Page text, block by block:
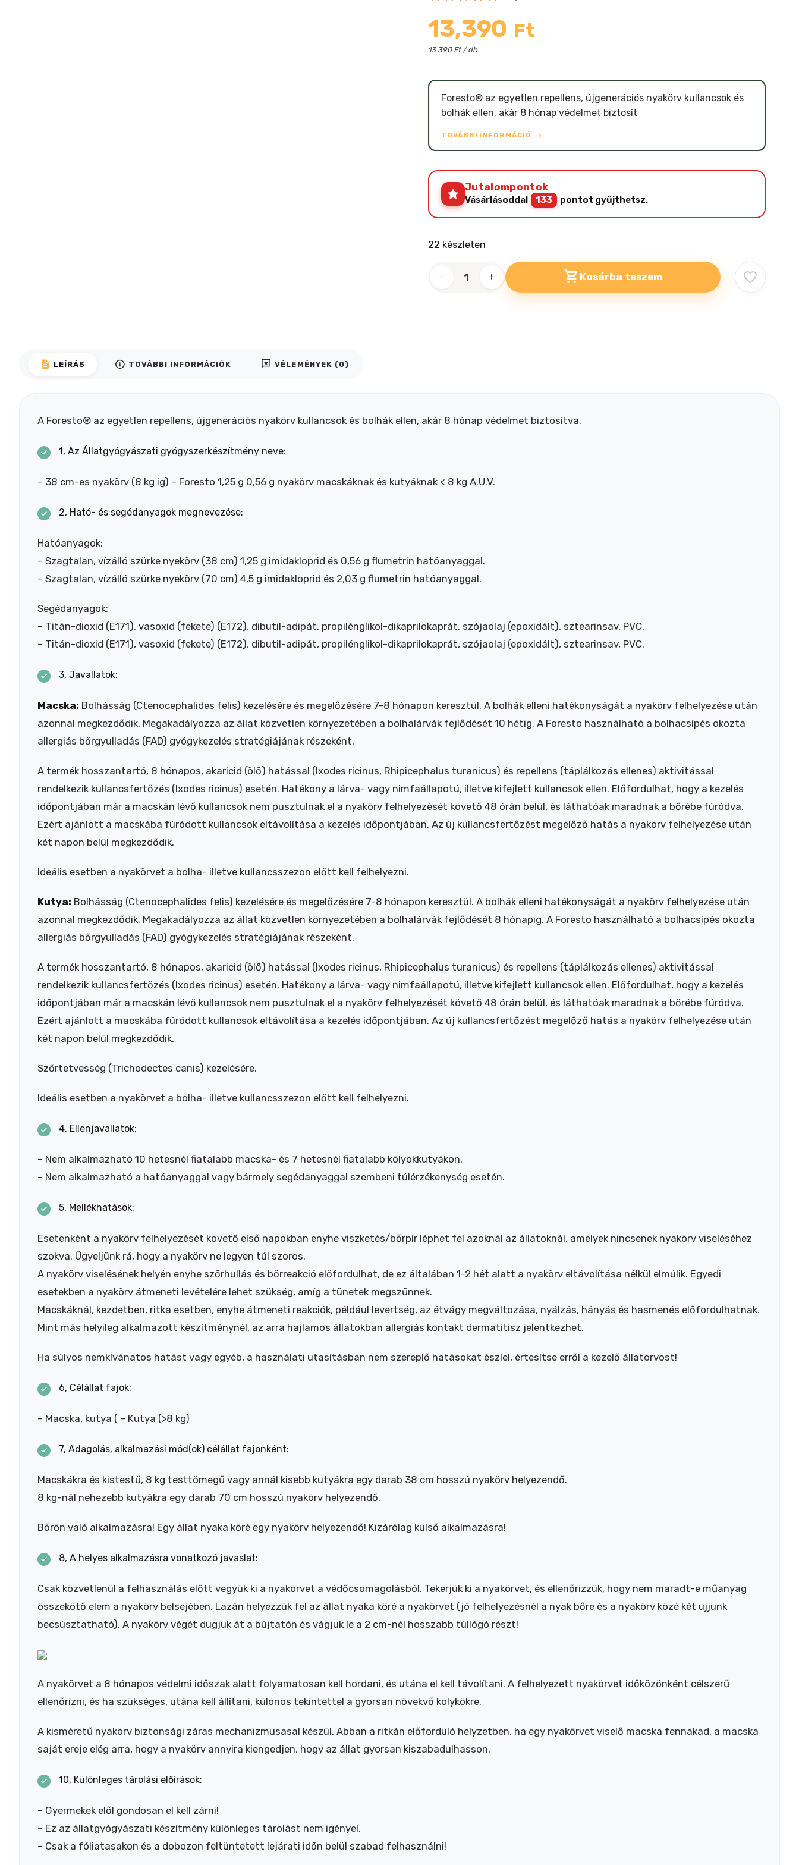
13,390 Ft
13 390 Ft / db
Foresto® az egyetlen repellens, újgenerációs nyakörv kullancsok és
bolhák ellen, akár 8 hónap védelmet biztosít
TOVÁBBI INFORMÁCIÓ
Jutalompontok
Vásárlásoddal 133 pontot gyűjthetsz.
22 készleten
Kosárba teszem
description LEÍRÁS info TOVÁBBI INFORMÁCIÓK reviews VÉLEMÉNYEK (0)
A Foresto® az egyetlen repellens, újgenerációs nyakörv kullancsok és bolhák ellen, akár 8 hónap védelmet biztosítva.
1, Az Állatgyógyászati gyógyszerkészítmény neve:
– 38 cm-es nyakörv (8 kg ig) – Foresto 1,25 g 0,56 g nyakörv macskáknak és kutyáknak < 8 kg A.U.V.
2, Ható- és segédanyagok megnevezése:
Hatóanyagok:
– Szagtalan, vízálló szürke nyekörv (38 cm) 1,25 g imidakloprid és 0,56 g flumetrin hatóanyaggal.
– Szagtalan, vízálló szürke nyekörv (70 cm) 4,5 g imidakloprid és 2,03 g flumetrin hatóanyaggal.
Segédanyagok:
– Titán-dioxid (E171), vasoxid (fekete) (E172), dibutil-adipát, propilénglikol-dikaprilokaprát, szójaolaj (epoxidált), sztearinsav, PVC.
– Titán-dioxid (E171), vasoxid (fekete) (E172), dibutil-adipát, propilénglikol-dikaprilokaprát, szójaolaj (epoxidált), sztearinsav, PVC.
3, Javallatok:
Macska: Bolhásság (Ctenocephalides felis) kezelésére és megelőzésére 7-8 hónapon keresztül. A bolhák elleni hatékonyságát a nyakörv felhelyezése után
azonnal megkezdődik. Megakadályozza az állat közvetlen környezetében a bolhalárvák fejlődését 10 hétig. A Foresto használható a bolhacsípés okozta
allergiás bőrgyulladás (FAD) gyógykezelés stratégiájának részeként.
A termék hosszantartó, 8 hónapos, akaricid (ölő) hatással (Ixodes ricinus, Rhipicephalus turanicus) és repellens (táplálkozás ellenes) aktivitással
rendelkezik kullancsfertőzés (Ixodes ricinus) esetén. Hatékony a lárva- vagy nimfaállapotú, illetve kifejlett kullancsok ellen. Előfordulhat, hogy a kezelés
időpontjában már a macskán lévő kullancsok nem pusztulnak el a nyakörv felhelyezését követő 48 órán belül, és láthatóak maradnak a bőrébe fúródva.
Ezért ajánlott a macskába fúródott kullancsok eltávolítása a kezelés időpontjában. Az új kullancsfertőzést megelőző hatás a nyakörv felhelyezése után
két napon belül megkezdődik.
Ideális esetben a nyakörvet a bolha- illetve kullancsszezon előtt kell felhelyezni.
Kutya: Bolhásság (Ctenocephalides felis) kezelésére és megelőzésére 7-8 hónapon keresztül. A bolhák elleni hatékonyságát a nyakörv felhelyezése után
azonnal megkezdődik. Megakadályozza az állat közvetlen környezetében a bolhalárvák fejlődését 8 hónapig. A Foresto használható a bolhacsípés okozta
allergiás bőrgyulladás (FAD) gyógykezelés stratégiájának részeként.
A termék hosszantartó, 8 hónapos, akaricid (ölő) hatással (Ixodes ricinus, Rhipicephalus turanicus) és repellens (táplálkozás ellenes) aktivitással
rendelkezik kullancsfertőzés (Ixodes ricinus) esetén. Hatékony a lárva- vagy nimfaállapotú, illetve kifejlett kullancsok ellen. Előfordulhat, hogy a kezelés
időpontjában már a macskán lévő kullancsok nem pusztulnak el a nyakörv felhelyezését követő 48 órán belül, és láthatóak maradnak a bőrébe fúródva.
Ezért ajánlott a macskába fúródott kullancsok eltávolítása a kezelés időpontjában. Az új kullancsfertőzést megelőző hatás a nyakörv felhelyezése után
két napon belül megkezdődik.
Szőrtetvesség (Trichodectes canis) kezelésére.
Ideális esetben a nyakörvet a bolha- illetve kullancsszezon előtt kell felhelyezni.
4, Ellenjavallatok:
– Nem alkalmazható 10 hetesnél fiatalabb macska- és 7 hetesnél fiatalabb kölyökkutyákon.
– Nem alkalmazható a hatóanyaggal vagy bármely segédanyaggal szembeni túlérzékenység esetén.
5, Mellékhatások:
Esetenként a nyakörv felhelyezését követő első napokban enyhe viszketés/bőrpír léphet fel azoknál az állatoknál, amelyek nincsenek nyakörv viseléséhez
szokva. Ügyeljünk rá, hogy a nyakörv ne legyen túl szoros.
A nyakörv viselésének helyén enyhe szőrhullás és bőrreakció előfordulhat, de ez általában 1-2 hét alatt a nyakörv eltávolítása nélkül elmúlik. Egyedi
esetekben a nyakörv átmeneti levételére lehet szükség, amíg a tünetek megszűnnek.
Macskáknál, kezdetben, ritka esetben, enyhe átmeneti reakciók, például levertség, az étvágy megváltozása, nyálzás, hányás és hasmenés előfordulhatnak.
Mint más helyileg alkalmazott készítménynél, az arra hajlamos állatokban allergiás kontakt dermatitisz jelentkezhet.
Ha súlyos nemkívánatos hatást vagy egyéb, a használati utasításban nem szereplő hatásokat észlel, értesítse erről a kezelő állatorvost!
6, Célállat fajok:
– Macska, kutya ( – Kutya (>8 kg)
7, Adagolás, alkalmazási mód(ok) célállat fajonként:
Macskákra és kistestű, 8 kg testtömegű vagy annál kisebb kutyákra egy darab 38 cm hosszú nyakörv helyezendő.
8 kg-nál nehezebb kutyákra egy darab 70 cm hosszú nyakörv helyezendő.
Bőrön való alkalmazásra! Egy állat nyaka köré egy nyakörv helyezendő! Kizárólag külső alkalmazásra!
8, A helyes alkalmazásra vonatkozó javaslat:
Csak közvetlenül a felhasználás előtt vegyük ki a nyakörvet a védőcsomagolásból. Tekerjük ki a nyakörvet, és ellenőrizzük, hogy nem maradt-e műanyag
összekötő elem a nyakörv belsejében. Lazán helyezzük fel az állat nyaka köré a nyakörvet (jó felhelyezésnél a nyak bőre és a nyakörv közé két ujjunk
becsúsztatható). A nyakörv végét dugjuk át a bújtatón és vágjuk le a 2 cm-nél hosszabb túllógó részt!
A nyakörvet a 8 hónapos védelmi időszak alatt folyamatosan kell hordani, és utána el kell távolítani. A felhelyezett nyakörvet időközönként célszerű
ellenőrizni, és ha szükséges, utána kell állítani, különös tekintettel a gyorsan növekvő kölykökre.
A kisméretű nyakörv biztonsági záras mechanizmusasal készül. Abban a ritkán előforduló helyzetben, ha egy nyakörvet viselő macska fennakad, a macska
saját ereje elég arra, hogy a nyakörv annyira kiengedjen, hogy az állat gyorsan kiszabadulhasson.
10, Különleges tárolási előírások:
– Gyermekek elől gondosan el kell zárni!
– Ez az állatgyógyászati készítmény különleges tárolást nem igényel.
– Csak a fóliatasakon és a dobozon feltüntetett lejárati időn belül szabad felhasználni!